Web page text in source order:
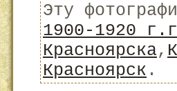
Эту
1900-1920
Красноярска,
Красноярск .